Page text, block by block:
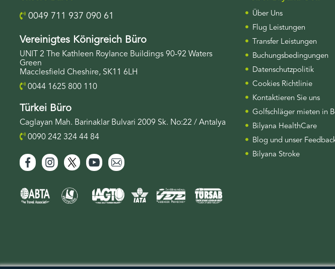
0049 711 937 090 61
Vereinigtes Königreich Büro
UNIT 2 The Kathleen Roylance Buildings 90-92 Waters
Green
Macclesfield Cheshire, SK11 6LH
0044 1625 800 110
Türkei Büro
Caglayan Mah. Barinaklar Bulvari 2009 Sk. No:22 / Antalya
0090 242 324 44 84
Über Uns
Flug Leistungen
Transfer Leistungen
Buchungsbedingungen
Datenschutzpolitik
Cookies Richtlinie
Kontaktieren Sie uns
Golfschläger mieten in
Bilyana HealthCare
Blog und unser
Bilyana Stroke